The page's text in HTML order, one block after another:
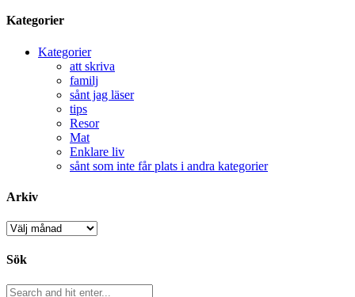
Kategorier
Kategorier
att skriva
familj
sånt jag läser
tips
Resor
Mat
Enklare liv
sånt som inte får plats i andra kategorier
Arkiv
Arkiv
Sök